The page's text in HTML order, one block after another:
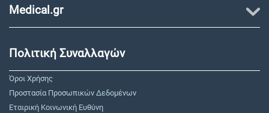
Medical.gr
Πολιτική Συναλλαγών
Όροι Χρήσης
Προστασία Προσωπικών Δεδομένων
Εταιρική Κοινωνική Ευθύνη